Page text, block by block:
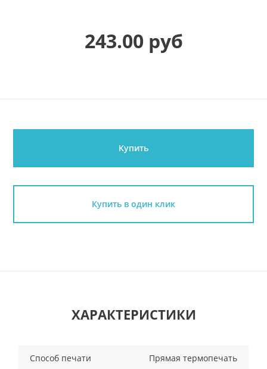
243.00 руб
Купить
Купить в один клик
ХАРАКТЕРИСТИКИ
Способ печати Прямая термопечать